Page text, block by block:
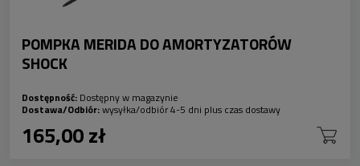
POMPKA MERIDA DO AMORTYZATORÓW
SHOCK
Dostępność: Dostępny w magazynie
Dostawa/Odbiór:wysyłka/odbiór 4-5 dni plus czas dostawy
165,00 zł